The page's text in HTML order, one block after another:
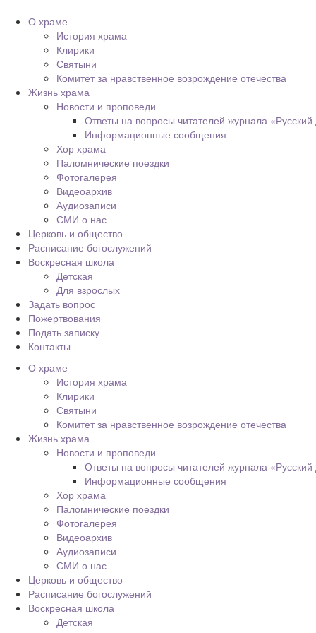
О храме
История храма
Клирики
Святыни
Комитет за нравственное возрождение отечества
Жизнь храма
Новости и проповеди
Ответы на вопросы читателей журнала
Информационные сообщения
Хор храма
Паломнические поездки
Фотогалерея
Видеоархив
Аудиозаписи
СМИ о нас
Церковь и общество
Расписание богослужений
Воскресная школа
Детская
Для взрослых
Задать вопрос
Пожертвования
Подать записку
Контакты
О храме
История храма
Клирики
Святыни
Комитет за нравственное возрождение отечества
Жизнь храма
Новости и проповеди
Ответы на вопросы читателей журнала
Информационные сообщения
Хор храма
Паломнические поездки
Фотогалерея
Видеоархив
Аудиозаписи
СМИ о нас
Церковь и общество
Расписание богослужений
Воскресная школа
Детская